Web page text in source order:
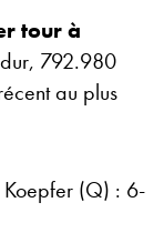
tour à
792.980
au plus
Koepfer (Q) : 6-